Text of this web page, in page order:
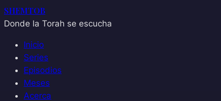
SHEMTOB
Donde la Torah se escucha
Inicio
Series
Episodios
Meses
Acerca